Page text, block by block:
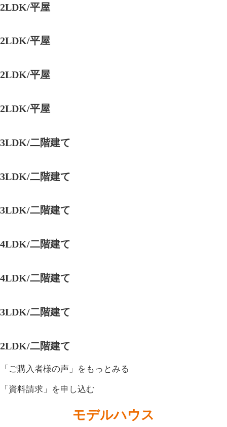
2LDK/平屋
2LDK/平屋
2LDK/平屋
2LDK/平屋
3LDK/二階建て
3LDK/二階建て
3LDK/二階建て
4LDK/二階建て
4LDK/二階建て
3LDK/二階建て
2LDK/二階建て
「ご購入者様の声」 をもっとみる
「資料請求」 を申し込む
モデルハウス